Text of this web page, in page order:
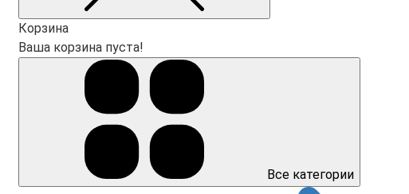
Корзина
Ваша корзина пуста!
Все категории